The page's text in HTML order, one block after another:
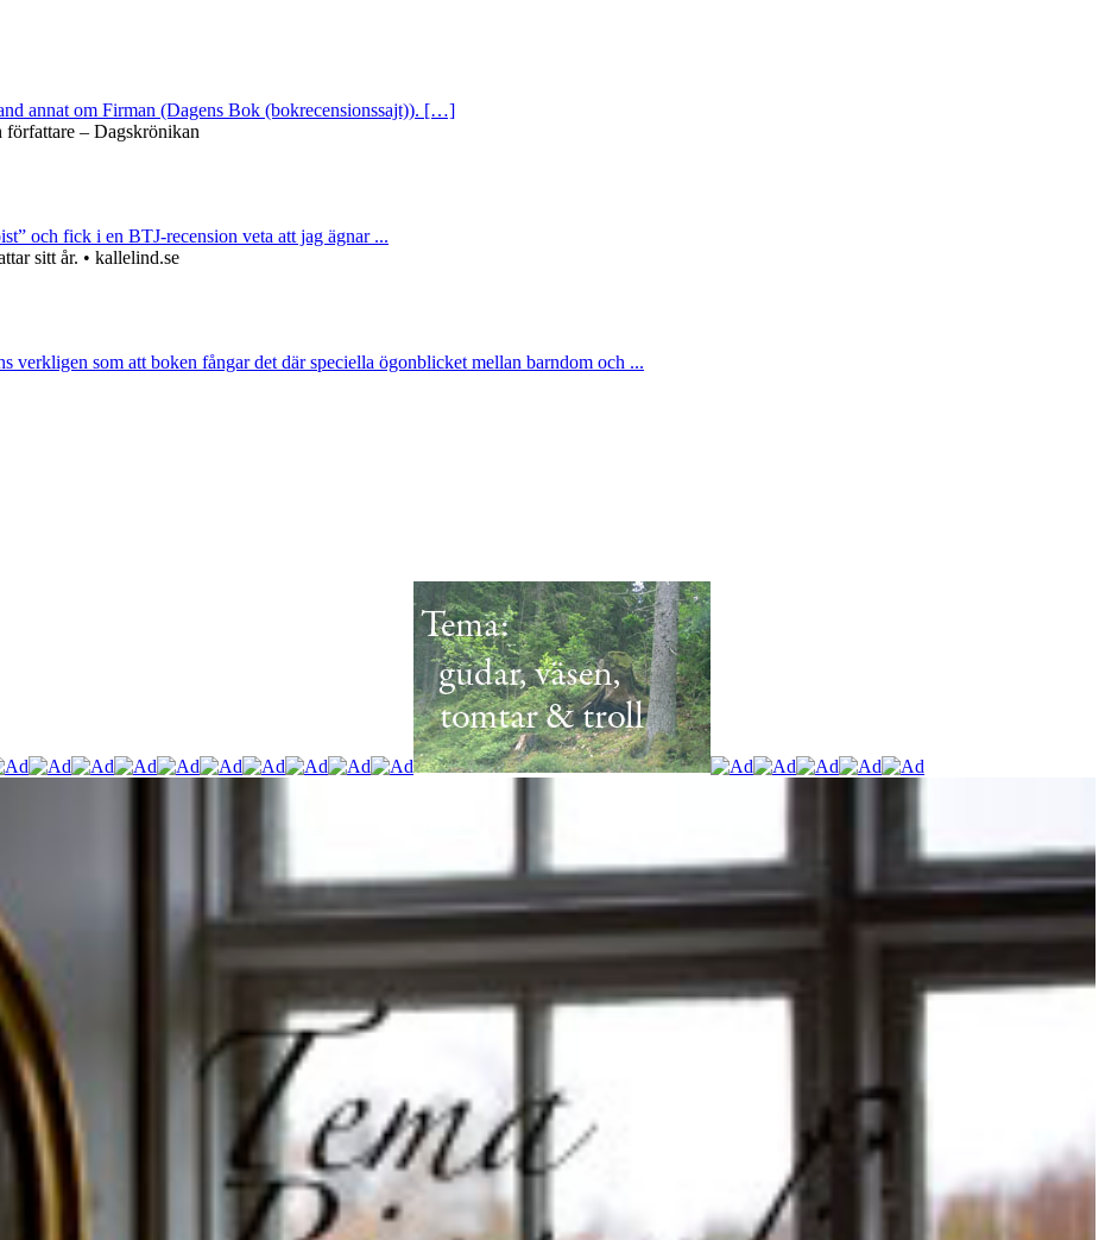
annat om Firman (Dagens Bok (bokrecensionssajt)). […]
– Dagskrönikan
och fick i en BTJ-recension veta att jag ägnar ...
sitt år. • kallelind.se
verkligen som att boken fångar det där speciella ögonblicket mellan barndom och ...